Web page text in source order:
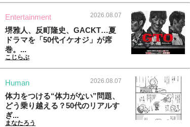
Entertainment 2026.08.07
堺雅人、反町隆史、GACKT…夏
ドラマを「50代イケオジ」が席
巻。...
こじらぶ
Human 2026.08.07
体力をつける“体力がない”問題、
どう乗り越える？50代のリアルす
ぎ...
まなたろう